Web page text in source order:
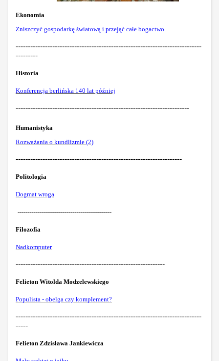
Ekonomia
Zniszczyć gospodarkę światową i przejąć całe bogactwo
----------------------------------------------------------------------------
---------
Historia
Konferencja berlińska 140 lat później
-----------------------------------------------------------------------
Humanistyka
Rozważania o kundlizmie (2)
--------------------------------------------------------------------
Politologia
Dogmat wroga
------------------------------------------------
Filozofia
Nadkomputer
-------------------------------------------------------------
Felieton Witolda Modzelewskiego
Populista - obelga czy komplement?
----------------------------------------------------------------------------
-----
Felieton Zdzisława Jankiewicza